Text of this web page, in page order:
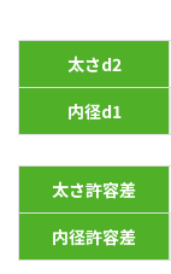
太さd2
内径d1
太さ許容差
内径許容差